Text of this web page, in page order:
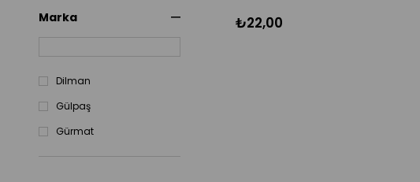
Marka
Dilman
Gülpaş
Gürmat
₺22,00